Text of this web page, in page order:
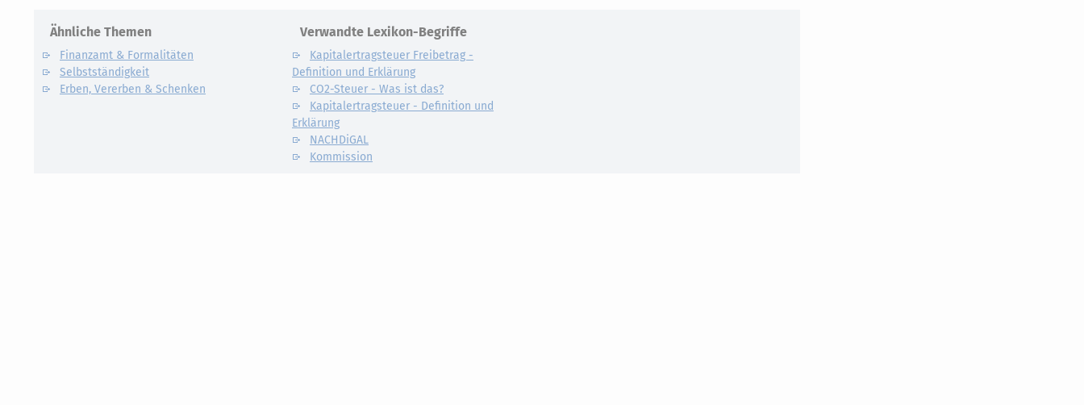
Ähnliche Themen
Finanzamt & Formalitäten
Selbstständigkeit
Erben, Vererben & Schenken
Verwandte Lexikon-Begriffe
Kapitalertragsteuer Freibetrag -
Definition und Erklärung
CO2-Steuer - Was ist das?
Kapitalertragsteuer - Definition und
Erklärung
NACHDiGAL
Kommission